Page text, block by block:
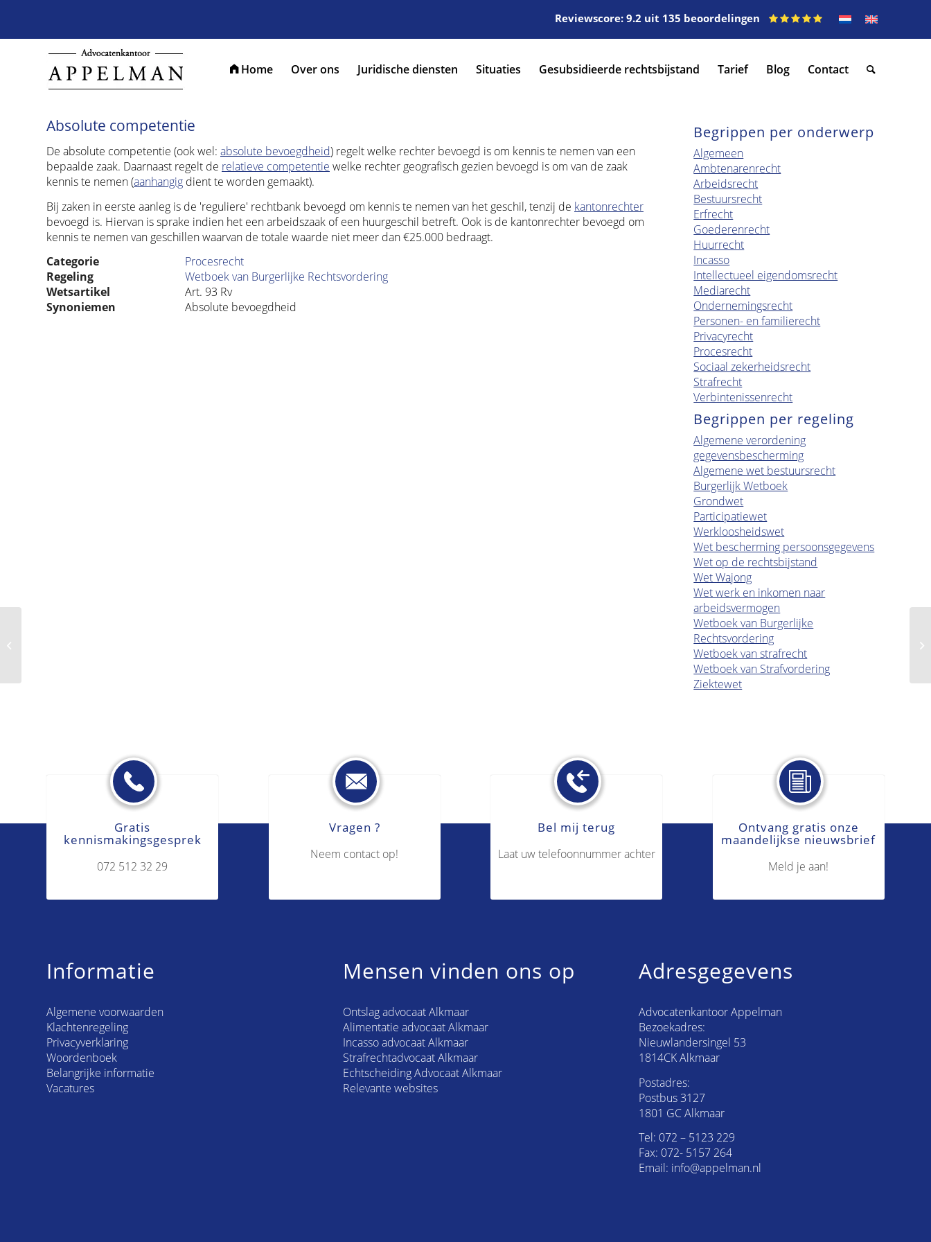
Reviewscore: 9.2 uit 135 beoordelingen
Home Over ons Juridische diensten Situaties Gesubsidieerde rechtsbijstand Tarief Blog Contact
Absolute competentie
De absolute competentie (ook wel: absolute bevoegdheid) regelt welke rechter bevoegd is om kennis te nemen van een
bepaalde zaak. Daarnaast regelt de relatieve competentie welke rechter geografisch gezien bevoegd is om van de zaak
kennis te nemen (aanhangig dient te worden gemaakt).
Bij zaken in eerste aanleg is de 'reguliere' rechtbank bevoegd om kennis te nemen van het geschil, tenzij de kantonrechter
bevoegd is. Hiervan is sprake indien het een arbeidszaak of een huurgeschil betreft. Ook is de kantonrechter bevoegd om
kennis te nemen van geschillen waarvan de totale waarde niet meer dan €25.000 bedraagt.
Categorie
Procesrecht
Regeling
Wetboek van Burgerlijke Rechtsvordering
Wetsartikel
Art. 93 Rv
Synoniemen
Absolute bevoegdheid
Begrippen per onderwerp
Algemeen
Ambtenarenrecht
Arbeidsrecht
Bestuursrecht
Erfrecht
Goederenrecht
Huurrecht
Incasso
Intellectueel eigendomsrecht
Mediarecht
Ondernemingsrecht
Personen- en familierecht
Privacyrecht
Procesrecht
Sociaal zekerheidsrecht
Strafrecht
Verbintenissenrecht
Begrippen per regeling
Algemene verordening
gegevensbescherming
Algemene wet bestuursrecht
Burgerlijk Wetboek
Grondwet
Participatiewet
Werkloosheidswet
Wet bescherming persoonsgegevens
Wet op de rechtsbijstand
Wet Wajong
Wet werk en inkomen naar
arbeidsvermogen
Wetboek van Burgerlijke
Rechtsvordering
Wetboek van strafrecht
Wetboek van Strafvordering
Ziektewet
Gratis
kennismakingsgesprek
072 512 32 29
Vragen ?
Neem contact op!
Bel mij terug
Laat uw telefoonnummer achter
Ontvang gratis onze
maandelijkse nieuwsbrief
Meld je aan!
Informatie
Algemene voorwaarden
Klachtenregeling
Privacyverklaring
Woordenboek
Belangrijke informatie
Vacatures
Mensen vinden ons op
Ontslag advocaat Alkmaar
Alimentatie advocaat Alkmaar
Incasso advocaat Alkmaar
Strafrechtadvocaat Alkmaar
Echtscheiding Advocaat Alkmaar
Relevante websites
Adresgegevens
Advocatenkantoor Appelman
Bezoekadres:
Nieuwlandersingel 53
1814CK Alkmaar
Postadres:
Postbus 3127
1801 GC Alkmaar
Tel: 072 – 5123 229
Fax: 072- 5157 264
Email: info@appelman.nl